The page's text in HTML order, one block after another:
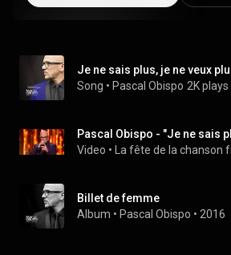
Je ne sais plus, je ne veux
Song • Pascal Obispo 2K plays
Video • La fête de la chanson
Billet de femme
Album • Pascal Obispo • 2016